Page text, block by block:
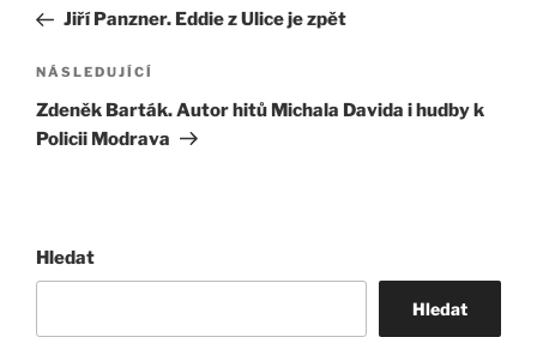
příspěvek
příspěvek
Jiří Panzner. Eddie z Ulice je zpět
Následující
příspěvek
NÁSLEDUJÍCÍ
Zdeněk Barták. Autor hitů Michala Davida i hudby k
Policii Modrava
Hledat
Hledat